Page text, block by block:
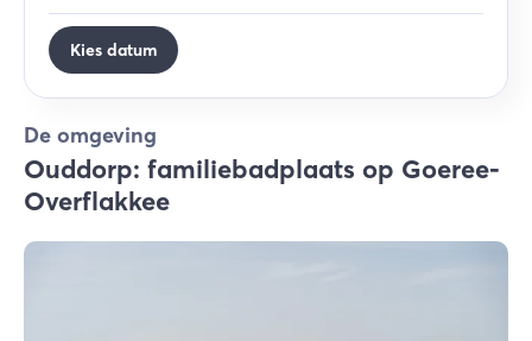
Kies datum
De omgeving
Ouddorp: familiebadplaats op Goeree-
Overflakkee